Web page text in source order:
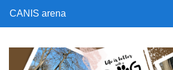
CANIS arena